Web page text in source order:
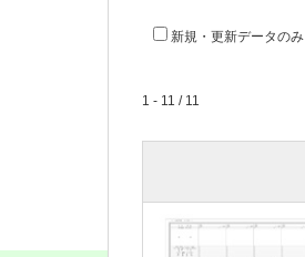
新規・更新データのみ
1 - 11 / 11